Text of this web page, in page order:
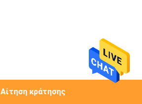
Αίτηση κράτησης